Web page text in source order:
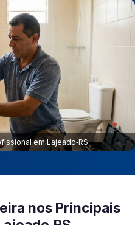
em Lajeado‑RS
nos Principais